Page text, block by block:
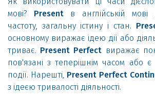
мові? Present в англійській мові
частоту, загальну істину і стан.
основному виражає ідею дії або
триває. Present Perfect виражає
пов'язані з теперішнім часом або є
події. Нарешті, Present Perfect
з ідеєю тривалості діяльності.